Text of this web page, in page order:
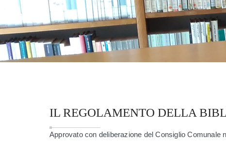
IL REGOLAMENTO DELLA
Approvato con deliberazione del Consiglio Comunale